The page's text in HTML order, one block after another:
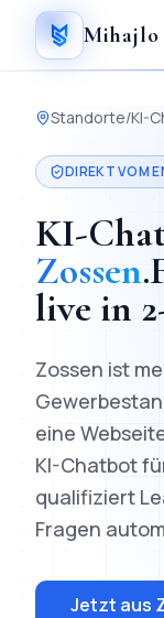
Mihajlo
Standorte/KI-
DIREKT VOM
KI-
Zossen.
live in
Zossen ist
eine
KI-Chatbot
qualifiziert
Fragen
Jetzt aus